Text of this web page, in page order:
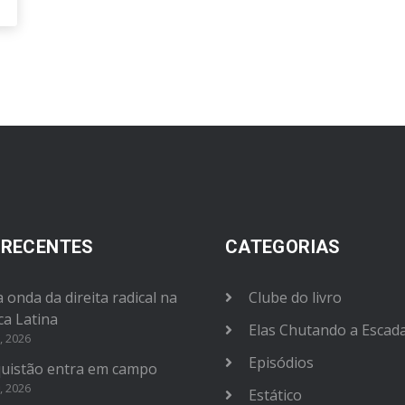
onda da direita radical na
Latina
2026
entra em campo
2026
CATEGORIAS
Clube do livro
Elas Chutando a
Episódios
Estático